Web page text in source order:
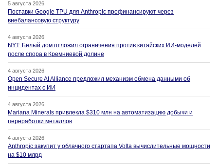
5 августа 2026
Поставки Google TPU для Anthropic профинансируют через
внебалансовую структуру
4 августа 2026
NYT: Белый дом отложил ограничения против китайских ИИ-моделей
после спора в Кремниевой долине
4 августа 2026
Open Secure AI Alliance предложил механизм обмена данными об
инцидентах с ИИ
4 августа 2026
Mariana Minerals привлекла $310 млн на автоматизацию добычи и
переработки металлов
4 августа 2026
Anthropic закупит у облачного стартапа Volta вычислительные мощности
на $10 млрд